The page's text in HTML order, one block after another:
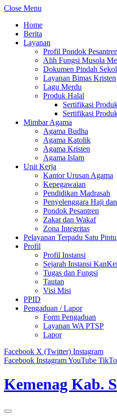
Close Menu
Home
Berita
Layanan
Profil Pondok
Alih Fungsi Musola
Dokumen Pindah
Layanan Bimas Kristen
Lagu Merdu
Produk Halal
Sertifikasi
Sertifikasi
Mimbar Agama
Agama Budha
Agama Katolik
Agama Kristen
Agama Islam
Unit Kerja
Kantor Urusan Agama
Kepegawaian
Pendidikan Madrasah
Penyelenggara Haji
Pondok Pesantren
Zakat dan Wakaf
Zona Integritas
Pelayanan Terpadu Satu Pintu
Profil
Profil Instansi
Sejarah Instansi
Tugas dan Fungsi
Tautan
Visi Misi
PPID
Pengaduan / Lapor
Form Pengaduan
Layanan WA PTSP
Lapor
Facebook X (Twitter) Instagram
Facebook InstagramYouTube
Kemenag Kab.